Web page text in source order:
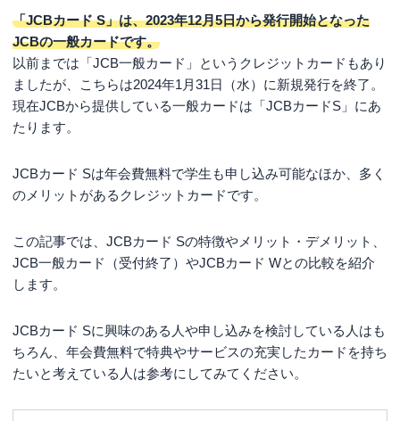
「JCBカード S」は、2023年12月5日から発行開始となった
JCBの一般カードです。
以前までは「JCB一般カード」というクレジットカードもあり
ましたが、こちらは2024年1月31日（水）に新規発行を終了。
現在JCBから提供している一般カードは「JCBカードS」にあ
たります。
JCBカード Sは年会費無料で学生も申し込み可能なほか、多く
のメリットがあるクレジットカードです。
この記事では、JCBカード Sの特徴やメリット・デメリット、
JCB一般カード（受付終了）やJCBカード Wとの比較を紹介
します。
JCBカード Sに興味のある人や申し込みを検討している人はも
ちろん、年会費無料で特典やサービスの充実したカードを持ち
たいと考えている人は参考にしてみてください。